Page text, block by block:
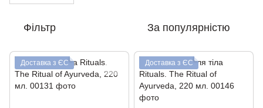
Фільтр За популярністю
Доставка з ЄС Доставка з ЄС